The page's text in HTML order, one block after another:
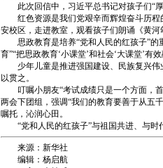
此次回信中，习近平总书记对孩子们“
红色资源是我们党艰辛而辉煌奋斗历
安校区，走进教室，观看孩子们朗诵《黄河
思政教育是培养“党和人民的红孩子”
育”“把思政教育‘小课堂’和社会‘大课堂’有
少年儿童是推进强国建设、民族复兴
以贯之。
叮嘱小朋友“考试成绩只是一个方面，
两会下团组，强调“我们的教育要善于从五
嘱托，沁润心田。
“党和人民的红孩子”与祖国共进、与
来源：新华社
编辑：杨启航